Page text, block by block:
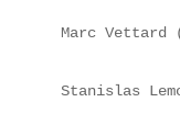
Marc Vettard
Stanislas